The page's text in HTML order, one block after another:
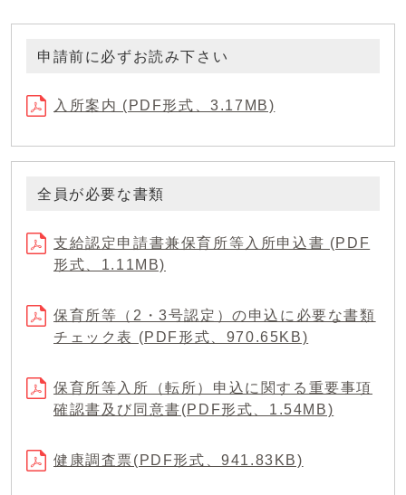
申請前に必ずお読み下さい
入所案内 (PDF形式、3.17MB)
全員が必要な書類
支給認定申請書兼保育所等入所申込書 (PDF
形式、1.11MB)
保育所等（2・3号認定）の申込に必要な書類
チェック表 (PDF形式、970.65KB)
保育所等入所（転所）申込に関する重要事項
確認書及び同意書(PDF形式、1.54MB)
健康調査票(PDF形式、941.83KB)